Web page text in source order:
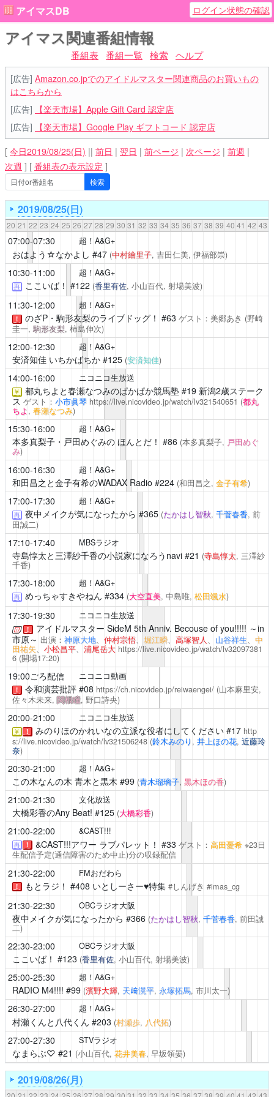
アイマスDB ログイン状態の確認
アイマス関連番組情報
番組表 番組一覧 検索 ヘルプ
[広告] Amazon.co.jpでのアイドルマスター関連商品のお買いもの
はこちらから
[広告]
【楽天市場】Apple Gift Card 認定店
[広告]
【楽天市場】Google Play ギフトコード 認定店
[ 今日2019/08/25(日) || 前日 | 翌日 | 前ページ | 次ページ | 前週 |
次週 ] [ 番組表の表示設定 ]
2019/08/25(日)
20 21 22 23 24 25 26 27 28 29 30 31 32 33 34 35 36 37 38 39 40 41 42 43
07:00-07:30 超！A&G+
おはよう☆なかよし #47 (中村繪里子, 吉田仁美, 伊福部崇)
10:30-11:00 超！A&G+
再 ここいば！ #122 (香里有佐, 小山百代, 射場美波)
11:30-12:00 超！A&G+
！ のざP・駒形友梨のライブドッグ！ #63 ゲスト：美郷あき (野崎
圭一, 駒形友梨, 柿島伸次)
12:00-12:30 超！A&G+
安済知佳 いちかばちか#125 (安済知佳)
14:00-16:00 ニコニコ生放送
￥ 都丸ちよと春瀬なつみのぱかぱか競馬塾#19 新潟2歳ステーク
ス ゲスト： 小市眞琴 https://live.nicovideo.jp/watch/lv321540651 (都丸
ちよ, 春瀬なつみ)
15:30-16:00 超！A&G+
本多真梨子・戸田めぐみの ほんとだ！ #86 (本多真梨子, 戸田めぐ
み)
16:00-16:30 超！A&G+
和田昌之と金子有希のWADAX Radio#224 (和田昌之, 金子有希)
17:00-17:30 超！A&G+
再 夜中メイクが気になったから #365 (たかはし智秋, 千菅春香, 前
田誠二)
17:10-17:40 MBSラジオ
寺島惇太と三澤紗千香の小説家になろうnavi#21 (寺島惇太, 三澤紗
千香)
17:30-18:00 超！A&G+
再 めっちゃすきやねん #334 (大空直美, 中島唯, 松田颯水)
17:30-19:30 ニコニコ生放送
！
アイドルマスター SideM 5th Anniv. Becouse of you!!!!! ～in
市原～ 出演： 神原大地、 仲村宗悟、 堀江瞬、 高塚智人 山谷祥生
中
田祐矢、 小松昌平、 浦尾岳大 https://live.nicovideo.jp/watch/lv32097381
6(開場17:20)
19:00ごろ配信 ニコニコ動画
！ 令和演芸批評#08 https://ch.nicovideo.jp/reiwaengei/ (山本麻里安,
佐々木未来,関根瞳, 野口詩央)
20:00-21:00 ニコニコ生放送
￥ ！ みのりほのかれいなの立派な役者にしてください#17 http
s://live.nicovideo.jp/watch/lv321506248 (鈴木みのり , 井上ほの花, 近藤玲
奈)
20:30-21:00 超！A&G+
この木なんの木 青木と黒木 #99 (青木瑠璃子, 黒木ほの香)
21:00-21:30 文化放送
大橋彩香のAny Beat! #125 (大橋彩香)
21:00-22:00 &CAST!!!
再 ！ &CAST!!!アワー ラブパレット！ #33 ゲスト： 高田憂希 ※23日
生配信予定(通信障害のため中止)分の収録配信
21:30-22:00 FMおだわら
！ もとラジ！ #408 いとしーさー♥特集 #しんげき #imas_cg
21:30-22:30 OBCラジオ大阪
夜中メイクが気になったから #366 (たかはし智秋, 千菅春香, 前田誠
二)
22:30-23:00 OBCラジオ大阪
ここいば！ #123 (香里有佐, 小山百代, 射場美波)
25:00-25:30 超！A&G+
RADIO M4!!!! #99 (濱野大輝, 天﨑滉平, 永塚拓馬, 市川太一)
26:30-27:00 超！A&G+
村瀬くんと八代くん #203 (村瀬歩, 八代拓)
27:00-27:30 STVラジオ
なまらぶ♡ #21 (小山百代, 花井美春, 早坂領晏)
2019/08/26(月)